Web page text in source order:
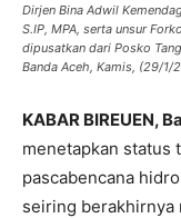
Dirjen Bina Adwil
S.IP, MPA, serta unsur
dipusatkan dari Posko
Banda Aceh, Kamis, (29/1/
KABAR BIREUEN,
menetapkan status
pascabencana
seiring berakhirnya